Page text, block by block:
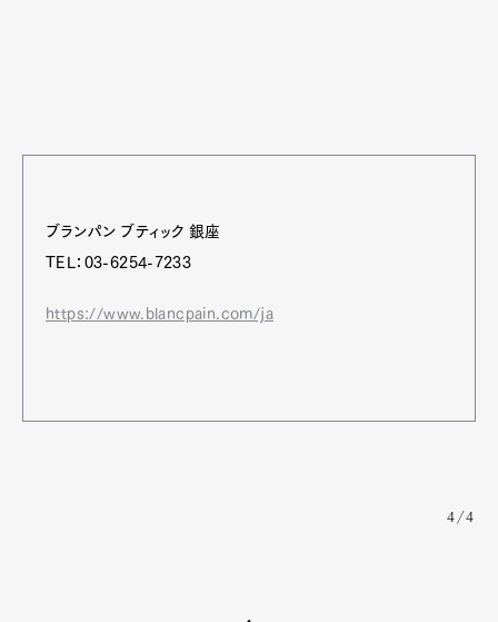
ブランパン ブティック 銀座
TEL：03-6254-7233
https://www.blancpain.com/ja
4/4